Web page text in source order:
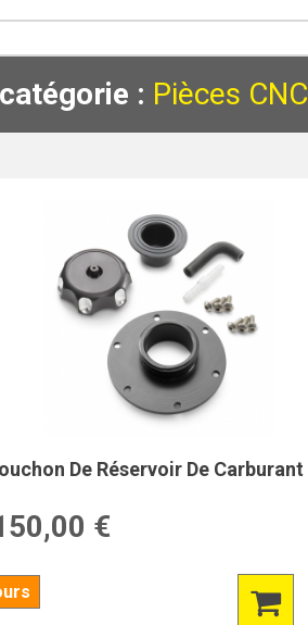
: Pièces CNC
De Réservoir De Carburant
€